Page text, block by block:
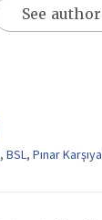
See
, BSL, Pınar